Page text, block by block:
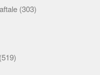
(303)
(519)